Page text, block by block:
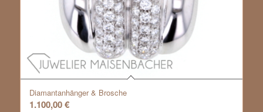
Diamantanhänger & Brosche
1.100,00€